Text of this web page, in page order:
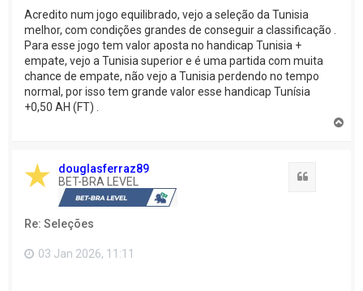
Acredito num jogo equilibrado, vejo a seleção da Tunisia
melhor, com condições grandes de conseguir a classificação .
Para esse jogo tem valor aposta no handicap Tunisia +
empate, vejo a Tunisia superior e é uma partida com muita
chance de empate, não vejo a Tunisia perdendo no tempo
normal, por isso tem grande valor esse handicap Tunísia
+0,50 AH (FT) .
douglasferraz89
BET-BRA LEVEL
Re: Seleções
03 Jan 2026, 11:11